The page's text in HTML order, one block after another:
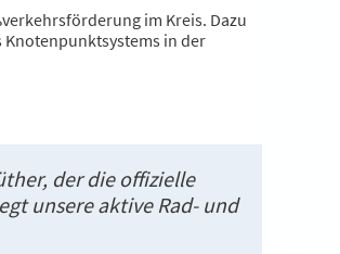
im Kreis. Dazu
Knotenpunktsystems in der
der die offizielle
unsere aktive Rad- und